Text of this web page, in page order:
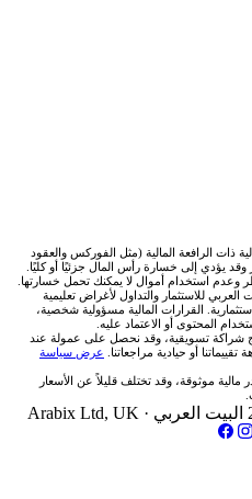
مصر
ذات الرافعة المالية (مثل الفوركس والعقود
يؤدي إلى خسارة رأس المال جزئيًا أو كليًا.
وعدم استخدام أموال لا يمكنك تحمل خسارتها.
للاستثمار والتداول لأغراض تعليمية
القرارات المالية مسؤولية شخصية،
المحتوى أو الاعتماد عليه.
تسويقية، وقد نحصل على عمولة عند
أو حيادية مراجعاتنا. عرض سياسة
مالية موثوقة، وقد تختلف قليلاً عن الأسعار
Arabix Ltd, UK